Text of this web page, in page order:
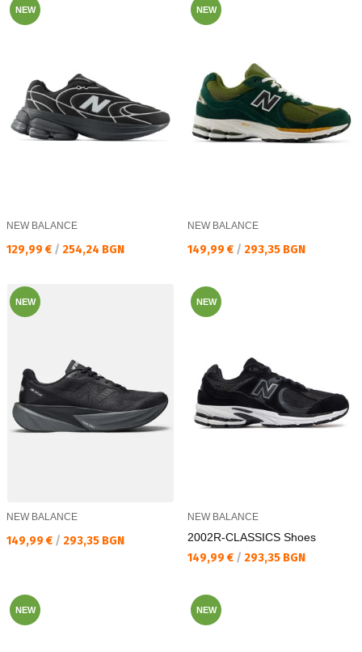
NEW
NEW BALANCE
Текуща цена:
129,99 € / 254,24 BGN
NEW
NEW BALANCE
Текуща цена:
149,99 € / 293,35 BGN
NEW
NEW BALANCE
Текуща цена:
149,99 € / 293,35 BGN
NEW
NEW BALANCE
2002R-CLASSICS Shoes
Текуща цена:
149,99 € / 293,35 BGN
NEW NEW